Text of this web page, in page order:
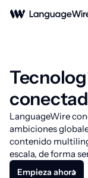
LanguageWire
ambiciones
contenido
escala, de forma
Empieza ahora